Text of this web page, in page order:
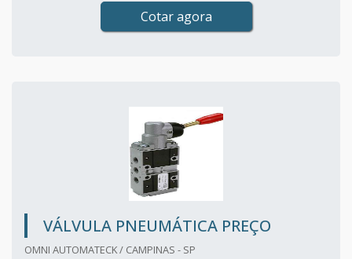
Cotar agora
VÁLVULA PNEUMÁTICA PREÇO
OMNI AUTOMATECK / CAMPINAS - SP